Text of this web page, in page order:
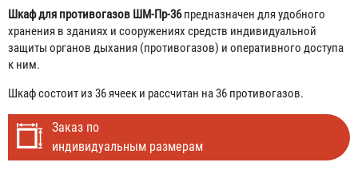
Шкаф для противогазов ШМ-Пр-36предназначен для удобного
хранения в зданиях и сооружениях средств индивидуальной
защиты органов дыхания (противогазов) и оперативного доступа
к ним.
Шкаф состоит из 36 ячеек и рассчитан на 36 противогазов.
Заказ по
индивидуальным размерам